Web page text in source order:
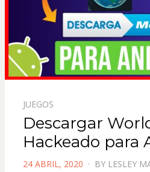
JUEGOS
Descargar
Hackeado para
POSTED
24 ABRIL, 2020 BY LESLEY